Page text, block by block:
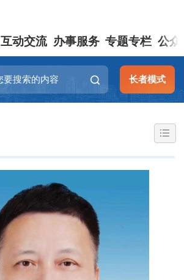
互动交流 办事服务 专题专栏 公众
长者模式